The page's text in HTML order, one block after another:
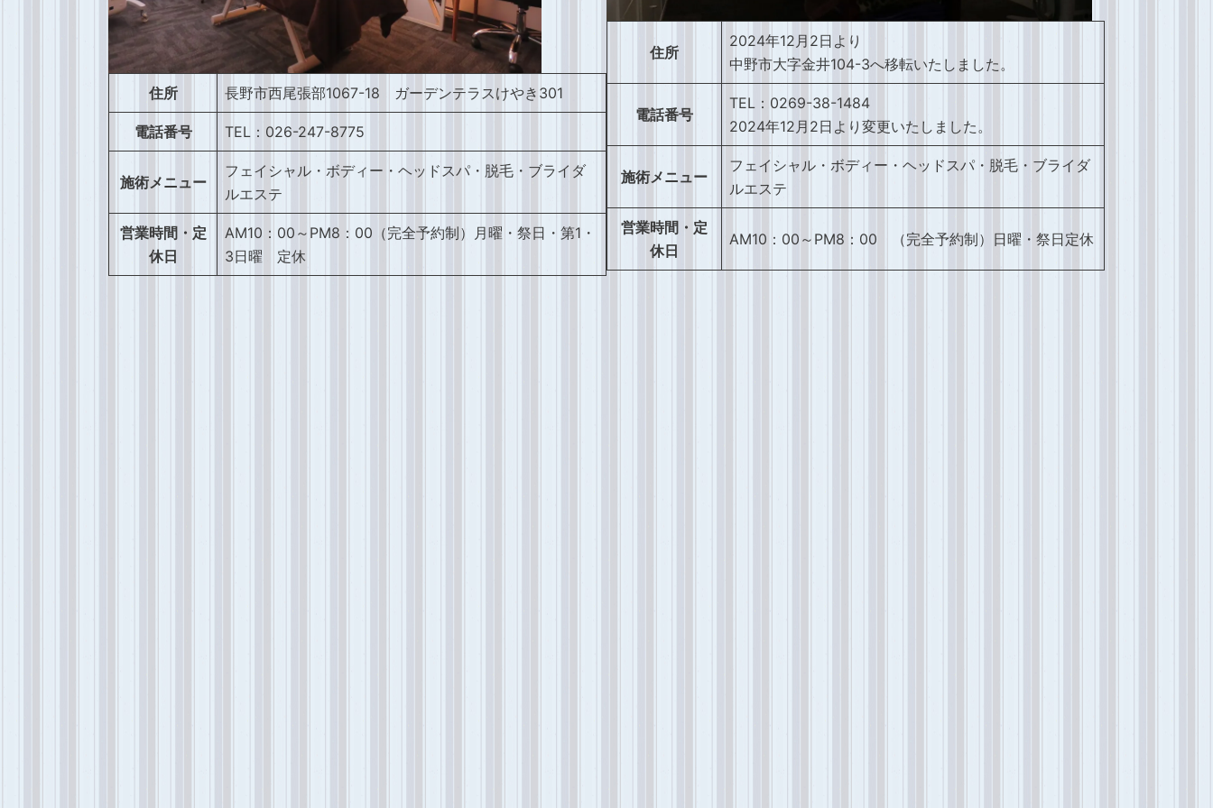
住所 長野市西尾張部1067-18 ガーデンテラスけやき301
電話番号 TEL：026-247-8775
施術メニュー
フェイシャル・ボディー・ヘッドスパ・脱毛・ブライダ
ルエステ
営業時間・定
休日
AM10：00～PM8：00（完全予約制）月曜・祭日・第1・
3日曜 定休
住所
2024年12月2日より
中野市大字金井104-3へ移転いたしました。
電話番号
TEL：0269-38-1484
2024年12月2日より変更いたしました。
施術メニュー
フェイシャル・ボディー・ヘッドスパ・脱毛・ブライダ
ルエステ
営業時間・定
休日
AM10：00～PM8：00 （完全予約制）日曜・祭日定休